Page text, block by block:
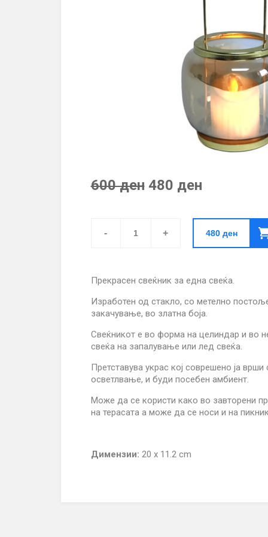
600 ден 480 ден
-
Една
+ 480ден
Прекрасен свеќник за една свеќа.
Изработен од стакло, со метелно
закачување, во златна боја.
Свеќникот е во форма на целиндар и во
свеќа на запалување или лед свеќа.
Претставува украс кој соврешено ја врши
осветлвање, и буди посебен амбиент.
Може да се користи како во завторени
на терасата а може да се носи и на
Димензии: 20 x 11.2 cm